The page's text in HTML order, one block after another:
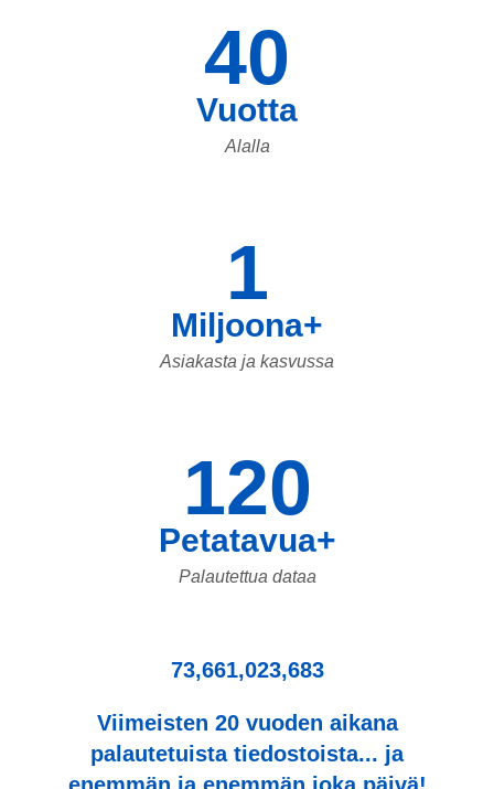
40
Vuotta
Alalla
1
Miljoona+
Asiakasta ja kasvussa
120
Petatavua+
Palautettua dataa
73,661,023,683
Viimeisten 20 vuoden aikana
palautetuista tiedostoista... ja